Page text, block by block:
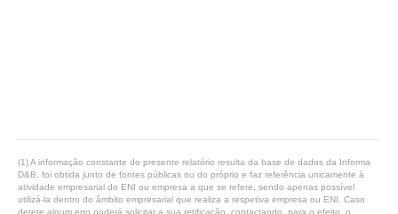
(1) A informação constante do presente relatório resulta da base de dados da Informa
D&B, foi obtida junto de fontes públicas ou do próprio e faz referência unicamente à
atividade empresarial do ENI ou empresa a que se refere, sendo apenas possível
utilizá-la dentro do âmbito empresarial que realiza a respetiva empresa ou ENI. Caso
detete algum erro poderá solicitar a sua retificação, contactando, para o efeito, o